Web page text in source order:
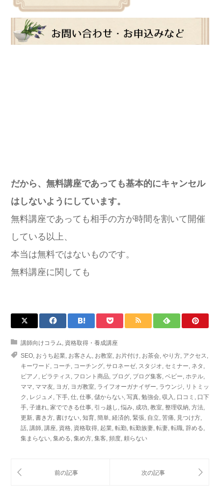
だから、無料講座であっても基本的にキャンセル
はしないようにしています。
無料講座であっても相手の方が時間を割いて開催
している以上、
本当は無料ではないものです。
無料講座に関しても
講師向けコラム, 資格取得・養成講座
SEO, おうち起業, お客さん, お教室, お片付け, お茶会, やり方, アクセス,
キーワード, コーチ, コーチング, サロネーゼ, スタジオ, セミナー, ネタ ,
ピアノ , ピラティス, フロント商品, ブログ, ブログ集客, ベビー, ホテル,
ママ, ママ友, ヨガ, ヨガ教室, ライフオーガナイザー, ラウンジ, リトミッ
ク , レジュメ , 下手, 仕, 仕事, 儲からない, 写真, 勉強会, 収入 , 口コミ , 口下
手, 子連れ, 家でできる仕事, 引っ越し , 悩み, 成功, 教室, 整理収納, 方法,
更新, 書き方, 書けない, 知育, 簡単, 経済的, 緊張, 自立, 苦痛, 見つけ方,
話, 講師, 講座, 資格, 資格取得, 起業, 転勤, 転勤族妻, 転妻, 転職, 辞める,
集まらない, 集める, 集め方, 集客, 頻度, 頼らない